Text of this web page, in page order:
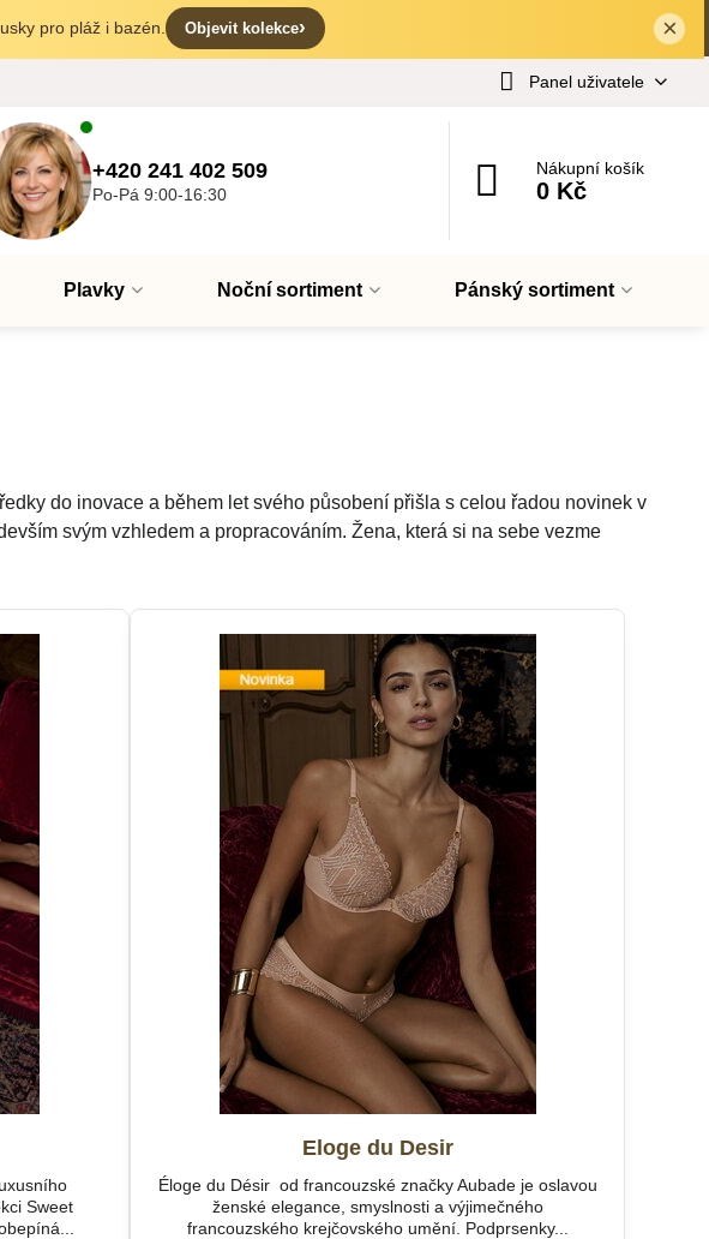
✕×
pro pláž i bazén. Objevit kolekce›
Panel uživatele
+420 241 402 509
Po-Pá 9:00-16:30
Nákupní košík
0 Kč
Plavky Noční sortiment Pánský sortiment
do inovace a během let svého působení přišla s celou řadou novinek v
svým vzhledem a propracováním. Žena, která si na sebe vezme
Sweet
Eloge du Desir
Éloge du Désir od francouzské značky Aubade je oslavou
ženské elegance, smyslnosti a výjimečného
francouzského krejčovského umění. Podprsenky...